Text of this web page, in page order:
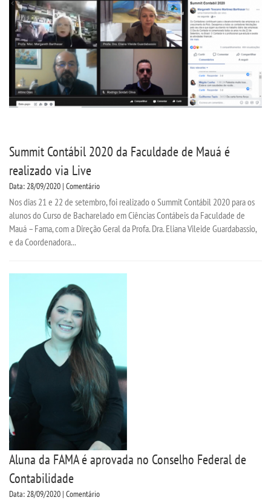
Summit Contábil 2020 da Faculdade de Mauá é
realizado via Live
Data: 28/09/2020 | Comentário
Nos dias 21 e 22 de setembro, foi realizado o Summit Contábil 2020 para os
alunos do Curso de Bacharelado em Ciências Contábeis da Faculdade de
Mauá – Fama, com a Direção Geral da Profa. Dra. Eliana Vileide Guardabassio,
e da Coordenadora...
Aluna da FAMA é aprovada no Conselho Federal de
Contabilidade
Data: 28/09/2020 | Comentário